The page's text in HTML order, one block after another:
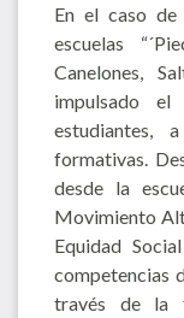
En el caso de
escuelas
Canelones,
impulsado
estudiantes,
formativas.
desde la
Movimiento
Equidad
competencias
través de la